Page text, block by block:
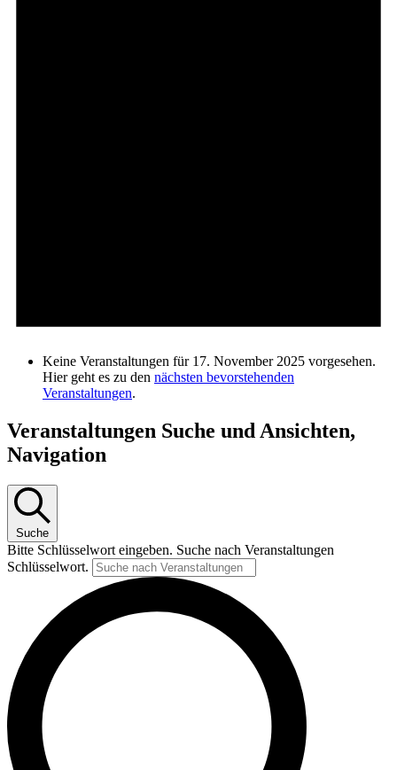
Keine Veranstaltungen für 17. November 2025 vorgesehen.
Hier geht es zu den nächsten bevorstehenden
Veranstaltungen.
Veranstaltungen Suche und Ansichten,
Navigation
Suche
Bitte Schlüsselwort eingeben. Suche nach Veranstaltungen
Schlüsselwort.